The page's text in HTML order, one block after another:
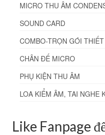
MICRO THU ÂM
SOUND CARD
COMBO-TRỌN GÓI
CHÂN ĐẾ MICRO
PHỤ KIỆN THU ÂM
LOA KIỂM ÂM, TAI NGHE
Like Fanpage